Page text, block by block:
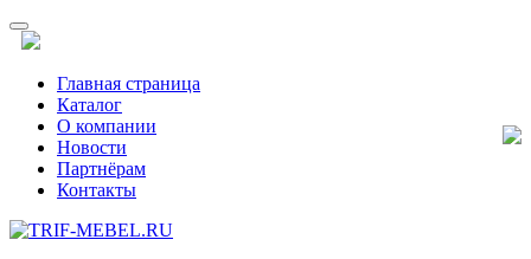
Главная страница
Каталог
О компании
Новости
Партнёрам
Контакты